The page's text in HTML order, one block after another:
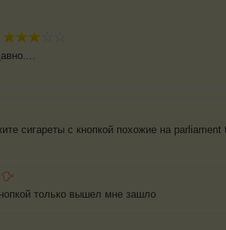
сигареты с кнопкой похожие на
только вышел мне зашло